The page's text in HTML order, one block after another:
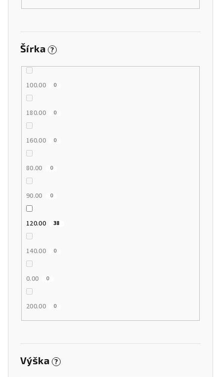
Šírka ?
100.00 0
180.00 0
160.00 0
80.00 0
90.00 0
120.00 38
140.00 0
0.00 0
200.00 0
Výška ?